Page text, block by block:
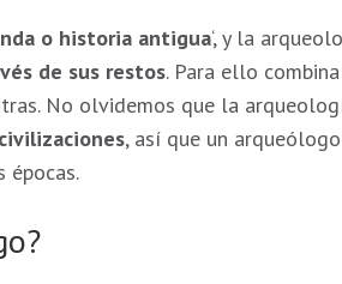
o historia antigua‘, y la
de sus restos. Para ello
No olvidemos que la
, así que un
épocas.